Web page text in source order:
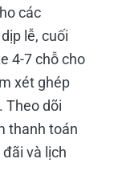
các
lễ, cuối
4-7 chỗ cho
xét ghép
Theo dõi
thanh toán
và lịch